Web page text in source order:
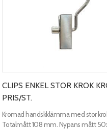
CLIPS ENKEL STOR KROK
PRIS/ST.
Kromad handskklämma med stor
Totalmått 108 mm. Nypans mått